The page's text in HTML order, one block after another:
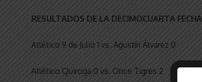
RESULTADOS DE LA DECIMOCUARTA FECHA
Atlético 9 de Julio 1 vs. Agustín Álvarez 0
Atlético Quiroga 0 vs. Once Tigres 2